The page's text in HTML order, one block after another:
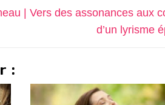
| Vers des assonances aux
d’un lyrisme
: